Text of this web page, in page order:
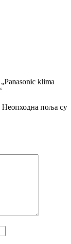
klima
Неопходна поља су